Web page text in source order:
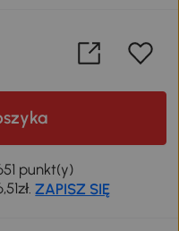
punkt(y)
ZAPISZ SIĘ